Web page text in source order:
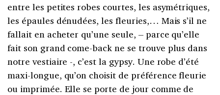
entre les petites robes courtes, les asymétriques,
les épaules dénudées, les fleuries,… Mais s’il ne
fallait en acheter qu’une seule, – parce qu’elle
fait son grand come-back ne se trouve plus dans
notre vestiaire -, c’est la gypsy. Une robe d’été
maxi-longue, qu’on choisit de préférence fleurie
ou imprimée. Elle se porte de jour comme de